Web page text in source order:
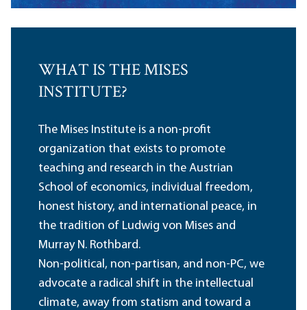
WHAT IS THE MISES
INSTITUTE?
The Mises Institute is a non-profit
organization that exists to promote
teaching and research in the Austrian
School of economics, individual freedom,
honest history, and international peace, in
the tradition of Ludwig von Mises and
Murray N. Rothbard.
Non-political, non-partisan, and non-PC, we
advocate a radical shift in the intellectual
climate, away from statism and toward a